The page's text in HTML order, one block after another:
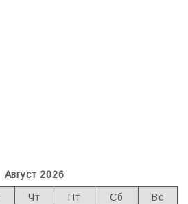
Август 2026
Чт Пт Сб
Вс